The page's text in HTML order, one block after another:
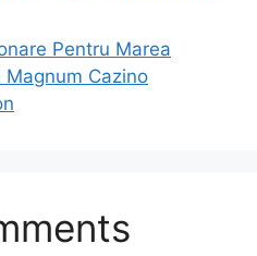
Pentru Marea
Magnum Cazino